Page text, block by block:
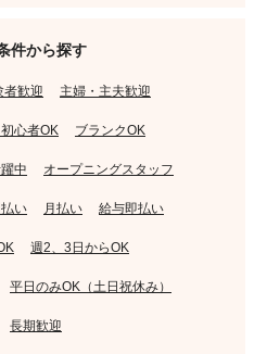
件から探す
者歓迎 主婦・主夫歓迎
心者OK ブランクOK
中 オープニングスタッフ
い 月払い 給与即払い
週2、3日からOK
平日のみOK（土日祝休み）
長期歓迎